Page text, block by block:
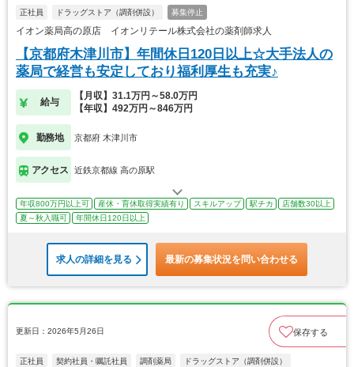
正社員 ドラッグストア（調剤併設） 募集停止
イオン薬局高の原店 イオンリテール株式会社の薬剤師求人
【京都府木津川市】年間休日120日以上☆大手法人の
薬局で経営も安定しており福利厚生も充実♪
給与
【月収】31.1万円～58.0万円
【年収】492万円～846万円
勤務地 京都府 木津川市
アクセス 近鉄京都線 高の原駅
年収800万円以上可 産休・育休取得実績有り スキルアップ 駅チカ
店舗数30以上
夏～秋入職可
年間休日120日以上
求人の詳細を見る 最新の募集状況を問い合わせる
更新日：2026年5月26日 保存する
正社員 契約社員・嘱託社員 調剤薬局 ドラッグストア（調剤併設）